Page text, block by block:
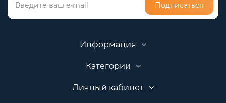
Подписаться
Информация
Категории
Личный кабинет